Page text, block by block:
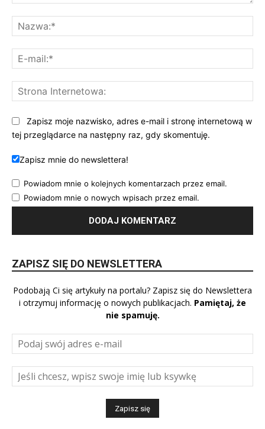
Zapisz moje nazwisko, adres e-mail i stronę internetową w
tej przeglądarce na następny raz, gdy skomentuję.
Zapisz mnie do newslettera!
Powiadom mnie o kolejnych komentarzach przez email.
Powiadom mnie o nowych wpisach przez email.
ZAPISZ SIĘ DO NEWSLETTERA
Podobają Ci się artykuły na portalu? Zapisz się do Newslettera
i otrzymuj informację o nowych publikacjach. Pamiętaj, że
nie spamuję.